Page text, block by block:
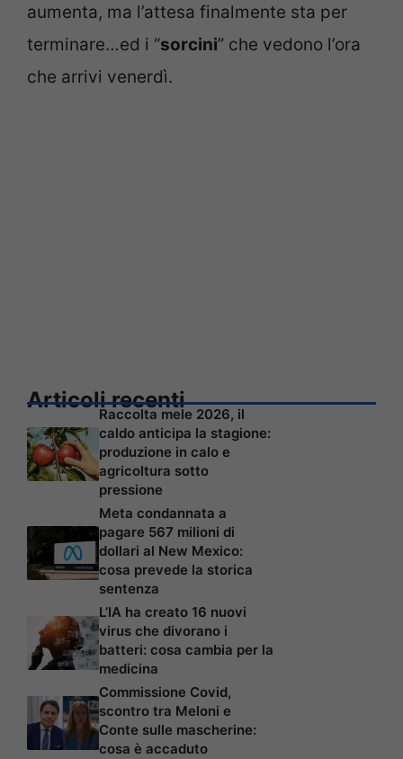
aumenta, ma l’attesa finalmente sta per
terminare…ed i “sorcini” che vedono l’ora
che arrivi venerdì.
Articoli recenti
Raccolta mele 2026, il
caldo anticipa la stagione:
produzione in calo e
agricoltura sotto
pressione
Meta condannata a
pagare 567 milioni di
dollari al New Mexico:
cosa prevede la storica
sentenza
L’IA ha creato 16 nuovi
virus che divorano i
batteri: cosa cambia per la
medicina
Commissione Covid,
scontro tra Meloni e
Conte sulle mascherine:
cosa è accaduto